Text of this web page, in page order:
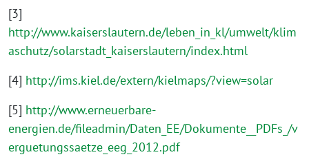
[3]
http://www.kaiserslautern.de/leben_in_kl/umwelt/klim
aschutz/solarstadt_kaiserslautern/index.html
[4] http://ims.kiel.de/extern/kielmaps/?view=solar
[5] http://www.erneuerbare-
energien.de/fileadmin/Daten_EE/Dokumente__PDFs_/v
erguetungssaetze_eeg_2012.pdf